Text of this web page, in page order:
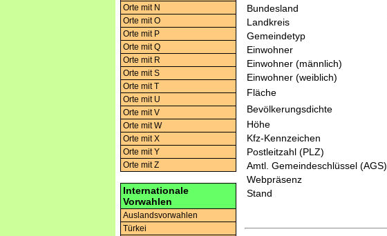
Orte mit N
Orte mit O
Orte mit P
Orte mit Q
Orte mit R
Orte mit S
Orte mit T
Orte mit U
Orte mit V
Orte mit W
Orte mit X
Orte mit Y
Orte mit Z
Internationale
Vorwahlen
Auslandsvorwahlen
Türkei
Bundesland
Landkreis
Gemeindetyp
Einwohner
Einwohner (männlich)
Einwohner (weiblich)
Fläche
Bevölkerungsdichte
Höhe
Kfz-Kennzeichen
Postleitzahl (PLZ)
Amtl. Gemeindeschlüssel (AGS)
Webpräsenz
Stand